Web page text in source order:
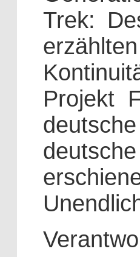
Trek:
Projekt